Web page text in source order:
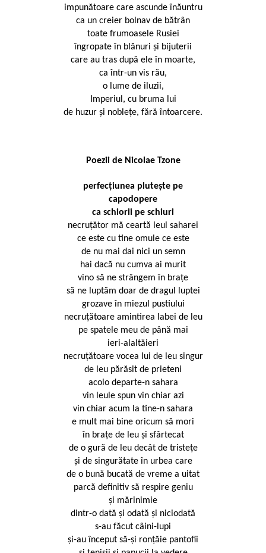
impunătoare care ascunde înăuntru
ca un creier bolnav de bătrân
toate frumoasele Rusiei
îngropate în blănuri și bijuterii
care au tras după ele în moarte,
ca într-un vis rău,
o lume de iluzii,
Imperiul, cu bruma lui
de huzur și noblețe, fără întoarcere.
Poezii de Nicolae Tzone
perfecţiunea pluteşte pe
capodopere
ca schiorii pe schiuri
necruţător mă ceartă leul saharei
ce este cu tine omule ce este
de nu mai dai nici un semn
hai dacă nu cumva ai murit
vino să ne strângem în braţe
să ne luptăm doar de dragul luptei
grozave în miezul pustiului
necruţătoare amintirea labei de leu
pe spatele meu de până mai
ieri-alaltăieri
necruţătoare vocea lui de leu singur
de leu părăsit de prieteni
acolo departe-n sahara
vin leule spun vin chiar azi
vin chiar acum la tine-n sahara
e mult mai bine oricum să mori
în braţe de leu şi sfârtecat
de o gură de leu decât de tristeţe
şi de singurătate în urbea care
de o bună bucată de vreme a uitat
parcă definitiv să respire geniu
şi mărinimie
dintr-o dată și odată şi niciodată
s-au făcut câini-lupi
şi-au început să-şi ronţăie pantofii